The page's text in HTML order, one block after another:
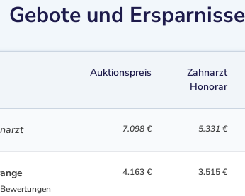
Gebote und
Auktionspreis
Zahnarzt
Honorar
7.098 € 5.331 €
4.163 € 3.515 €